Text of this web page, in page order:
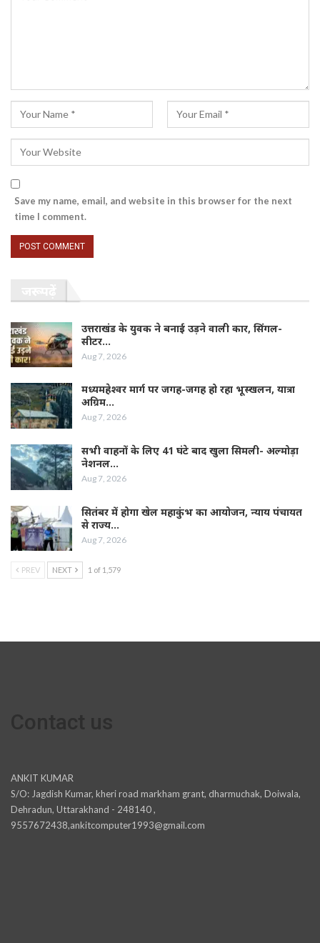
Save my name, email, and website in this browser for the next
time I comment.
उत्तराखंड के युवक ने बनाई उड़ने वाली कार, सिंगल-
सीटर…
Aug 7, 2026
मध्यमहेश्वर मार्ग पर जगह-जगह हो रहा भूस्खलन, यात्रा
अग्रिम…
Aug 7, 2026
सभी वाहनों के लिए 41 घंटे बाद खुला सिमली- अल्मोड़ा
नेशनल…
Aug 7, 2026
सितंबर में होगा खेल महाकुंभ का आयोजन, न्याय पंचायत
से राज्य…
Aug 7, 2026
PREV NEXT 1 of 1,579
ANKIT KUMAR
S/O: Jagdish Kumar, kheri road markham grant, dharmuchak, Doiwala,
Dehradun, Uttarakhand - 248140 ,
9557672438,ankitcomputer1993@gmail.com